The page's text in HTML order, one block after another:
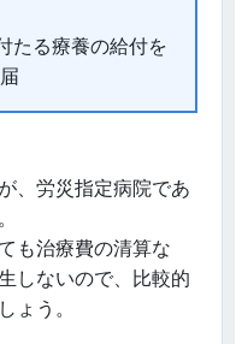
たる療養の給付を
、労災指定病院であ
も治療費の清算な
しないので、比較的
ょう。